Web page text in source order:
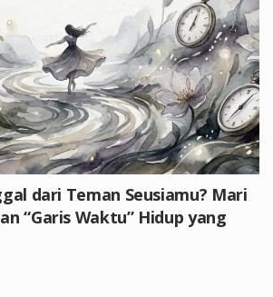
dari Teman Seusiamu? Mari
“Garis Waktu” Hidup yang